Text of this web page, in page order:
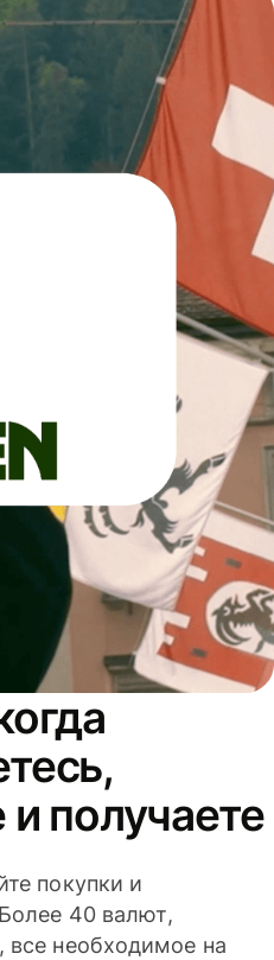
получаете
покупки и
40 валют,
все необходимое на